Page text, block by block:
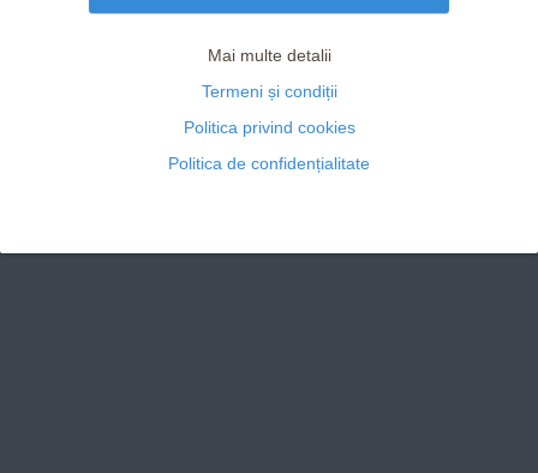
Mai multe detalii
Termeni și condiții
Politica privind cookies
Politica de confidențialitate